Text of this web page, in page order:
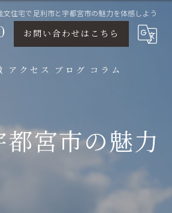
住宅で足利市と宇都宮市の魅力を体感しよう
お問い合わせはこちら
ザイン
アクセス ブログ コラム
宮市の魅力